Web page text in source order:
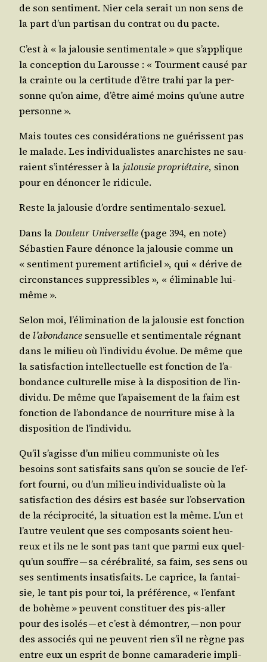
de son sen­ti­ment. Nier cela serait un non sens de
la part d’un par­ti­san du contrat ou du pacte.
C’est à « la jalou­sie sen­ti­men­tale » que s’ap­plique
la concep­tion du Larousse : « Tour­ment cau­sé par
la crainte ou la cer­ti­tude d’être tra­hi par la per­
sonne qu’on aime, d’être aimé moins qu’une autre
personne ».
Mais toutes ces consi­dé­ra­tions ne gué­rissent pas
le malade. Les indi­vi­dua­listes anar­chistes ne sau­
raient s’in­té­res­ser à la jalou­sie pro­prié­taire, sinon
pour en dénon­cer le ridicule.
Reste la jalou­sie d’ordre sentimentalo-sexuel.
Dans laDou­leur Uni­ver­selle (page 394, en note)
Sébas­tien Faure dénonce la jalou­sie comme un
« sen­ti­ment pure­ment arti­fi­ciel », qui « dérive de
cir­cons­tances sup­pres­sibles », « éli­mi­nable lui-
même ».
Selon moi, l’é­li­mi­na­tion de la jalou­sie est fonc­tion
de l’a­bon­dance sen­suelle et sen­ti­men­tale régnant
dans le milieu où l’in­di­vi­du évo­lue. De même que
la satis­fac­tion intel­lec­tuelle est fonc­tion de l’a­
bon­dance cultu­relle mise à la dis­po­si­tion de l’in­
di­vi­du. De même que l’a­pai­se­ment de la faim est
fonc­tion de l’a­bon­dance de nour­ri­ture mise à la
dis­po­si­tion de l’individu.
Qu’il s’a­gisse d’un milieu com­mu­niste où les
besoins sont satis­faits sans qu’on se sou­cie de l’ef­
fort four­ni, ou d’un milieu indi­vi­dua­liste où la
satis­fac­tion des dési­rs est basée sur l’ob­ser­va­tion
de la réci­pro­ci­té, la situa­tion est la même. L’un et
l’autre veulent que ses com­po­sants soient heu­
reux et ils ne le sont pas tant que par­mi eux quel­
qu’un souffre — sa céré­bra­li­té, sa faim, ses sens ou
ses sen­ti­ments insa­tis­faits. Le caprice, la fan­tai­
sie, le tant pis pour toi, la pré­fé­rence, « l’en­fant
de bohème » peuvent consti­tuer des pis-aller
pour des iso­lés — et c’est à démon­trer, — non pour
des asso­ciés qui ne peuvent rien s’il ne règne pas
entre eux un esprit de bonne cama­ra­de­rie impli­